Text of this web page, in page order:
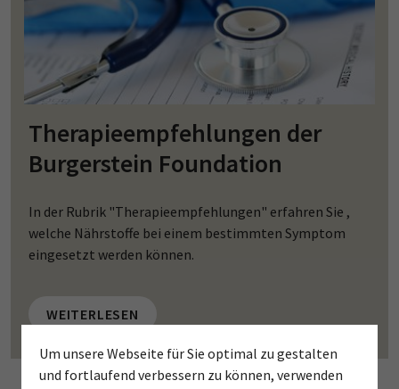
Um unsere Webseite für Sie optimal zu gestalten
und fortlaufend verbessern zu können, verwenden
Therapieempfehlungen der
Burgerstein Foundation
In der Rubrik "Therapieempfehlungen" erfahren Sie ,
welche Nährstoffe bei einem bestimmten Symptom
eingesetzt werden können.
WEITERLESEN